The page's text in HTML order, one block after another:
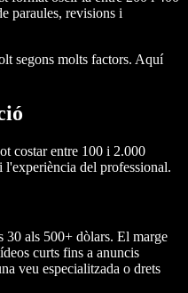
paraules, revisions i
segons molts factors. Aquí
costar entre 100 i 2.000
l'experiència del professional.
30 als 500+ dòlars. El marge
curts fins a anuncis
veu especialitzada o drets